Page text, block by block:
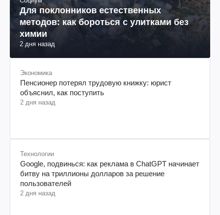
Для поклонников естественных
методов: как бороться с улитками без
химии
2 дня назад
Экономика
Пенсионер потерял трудовую книжку: юрист
объяснил, как поступить
2 дня назад
Технологии
Google, подвинься: как реклама в ChatGPT начинает
битву на триллионы долларов за решение
пользователей
2 дня назад